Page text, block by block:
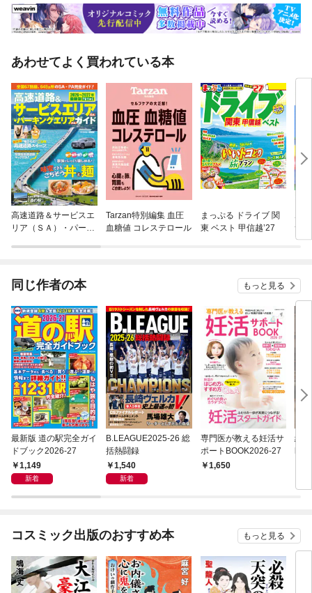
あわせてよく買われている本
高速道路＆サービスエ
リア（ＳＡ）・パーキ
Tarzan特別編集 血圧
血糖値 コレステロール
まっぷる ドライブ 関
東 ベスト 甲信越’27
ポ
サ
が
同じ作者の本 もっと見る
最新版 道の駅完全ガイ
ドブック2026-27
1,149
新着
B.LEAGUE2025-26 総
括熱闘録
1,540
新着
専門医が教える妊活サ
ポートBOOK2026-27
1,650
絶
コスミック出版のおすすめ本 もっと見る